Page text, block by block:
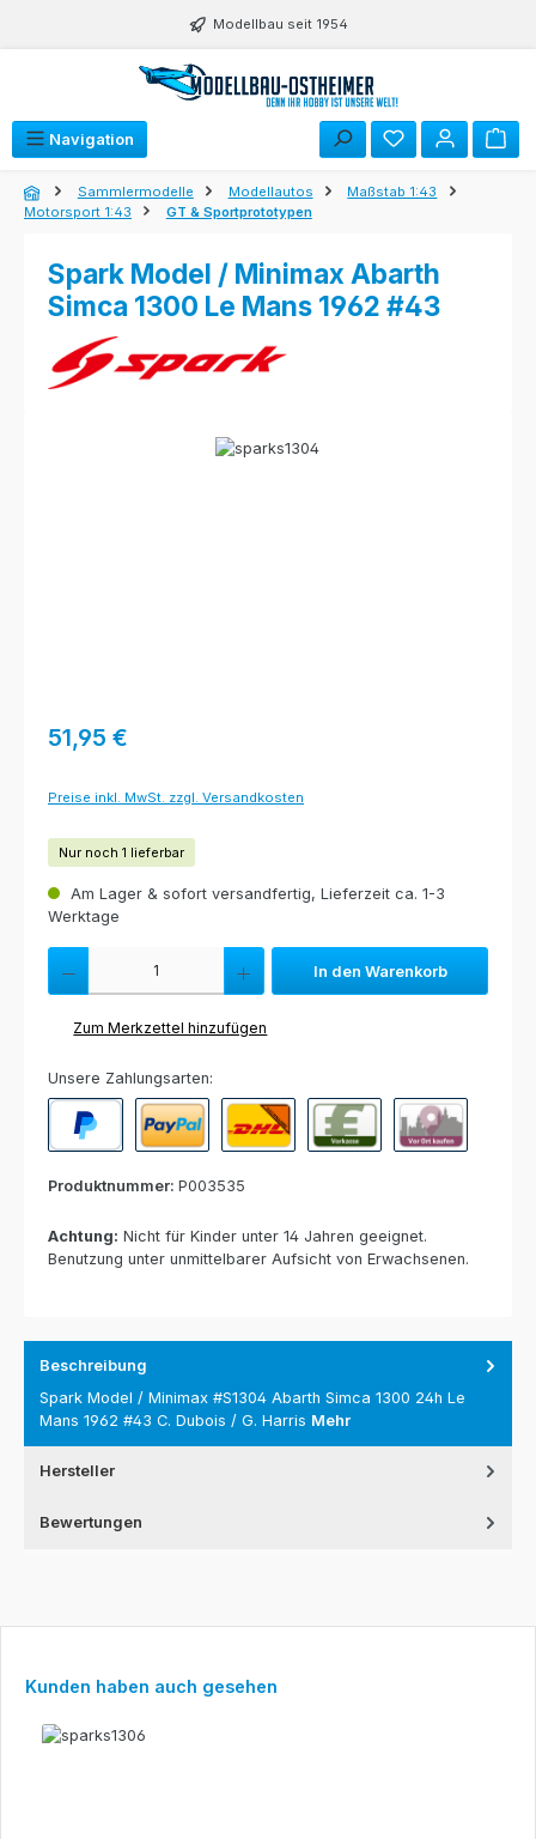
Zum Hauptinhalt springen Modellbau seit 1954
Navigation
Sammlermodelle Modellautos
Maßstab 1:43
Motorsport 1:43
GT & Sportprototypen
Spark Model / Minimax Abarth
Simca 1300 Le Mans 1962 #43
Bildergalerie überspringen
Regulärer Preis:
51,95 €
Preise inkl. MwSt. zzgl. Versandkosten
Nur noch 1 lieferbar
Am Lager & sofort versandfertig, Lieferzeit ca. 1-3
Werktage
Produkt Anzahl: Gib den gewünschten Wert ein oder benutze die
In den Warenkorb
Zum Merkzettel hinzufügen
Unsere Zahlungsarten:
Produktnummer: P003535
Achtung: Nicht für Kinder unter 14 Jahren geeignet.
Benutzung unter unmittelbarer Aufsicht von Erwachsenen.
Beschreibung
Spark Model / Minimax #S1304 Abarth Simca 1300 24h Le
Mans 1962 #43 C. Dubois / G. Harris Mehr
Hersteller
Bewertungen
Produktgalerie überspringen
Kunden haben auch gesehen